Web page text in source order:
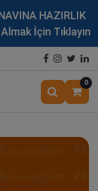
HAZIRLIK
İçin Tıklayın
0